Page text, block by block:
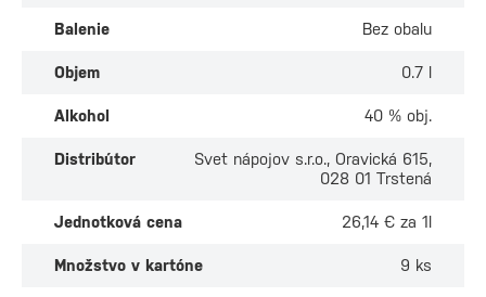
Balenie Bez obalu
Objem 0.7 l
Alkohol 40 % obj.
Distribútor
Svet nápojov s.r.o., Oravická 615,
028 01 Trstená
Jednotková cena 26,14 € za 1l
Množstvo v kartóne 9 ks